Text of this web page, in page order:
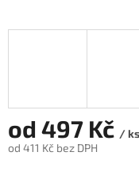
od 497 Kč / ks
od 411 Kč bez DPH